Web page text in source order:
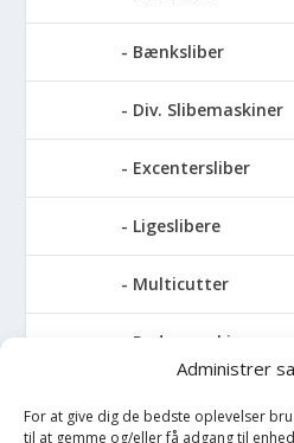
Administrer
For at give dig de bedste oplevelser
til at gemme og/eller få adgang til
Bænksliber
Div. Slibemaskiner
Excentersliber
Ligeslibere
Multicutter
Pudsemaskiner
høvlknive